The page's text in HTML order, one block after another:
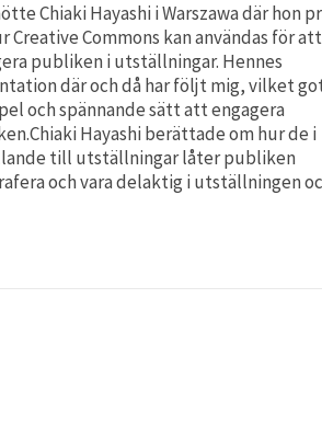
Chiaki Hayashi i Warszawa där hon
Creative Commons kan användas för att
publiken i utställningar. Hennes
där och då har följt mig, vilket
och spännande sätt att engagera
Hayashi berättade om hur de i
till utställningar låter publiken
och vara delaktig i utställningen